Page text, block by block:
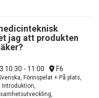
jag att produkten
10:30 - 11:00 F6
Förinspelat + På plats,